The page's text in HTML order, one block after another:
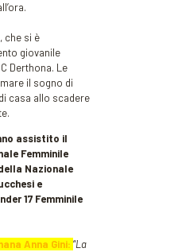
che si è
giovanile
Derthona. Le
il sogno di
casa allo scadere
assistito il
Femminile
Nazionale
e
17 Femminile
Anna Gini: “La